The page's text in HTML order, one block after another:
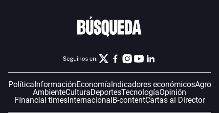
Seguinos en:
PolíticaInformaciónEconomíaIndicadores económicosAgro
AmbienteCulturaDeportesTecnologíaOpinión
Financial timesInternacionalB-contentCartas al Director